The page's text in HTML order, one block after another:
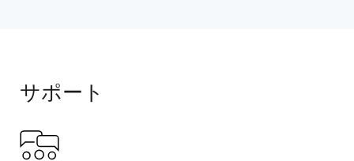
サポート